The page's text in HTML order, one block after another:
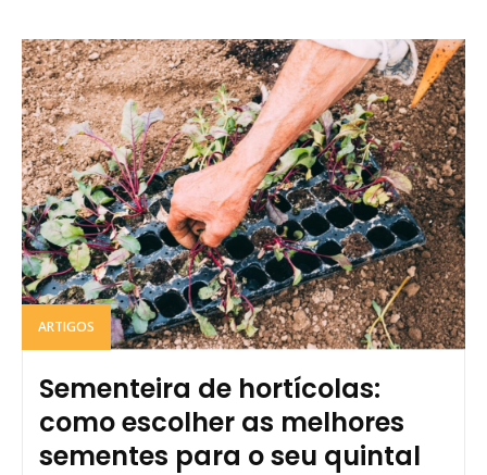
ARTIGOS
Sementeira de hortícolas:
como escolher as melhores
sementes para o seu quintal